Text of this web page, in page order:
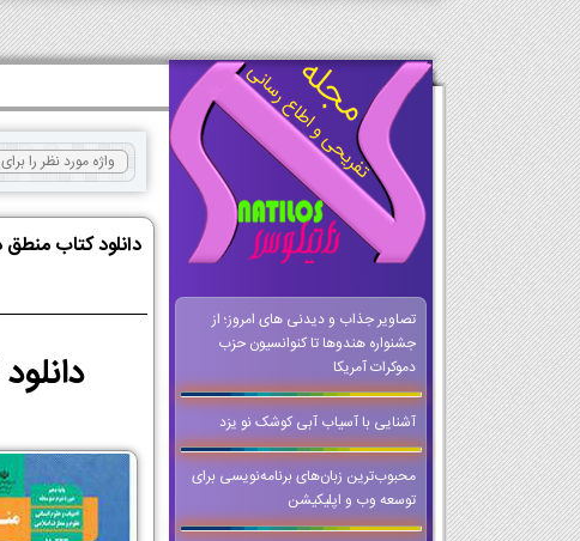
تصاویر جذاب و دیدنی های امروز؛ از
جشنواره هندوها تا کنوانسیون حزب
دموکرات آمریکا
آشنایی با آسیاب آبی کوشک نو یزد
محبوب‌ترین زبان‌های برنامه‌نویسی برای
توسعه وب و اپلیکیشن
دانلود کتاب
دانلود PDF کتاب منطق دهم معارف اسلامی 1404-1405 | PDF منطق